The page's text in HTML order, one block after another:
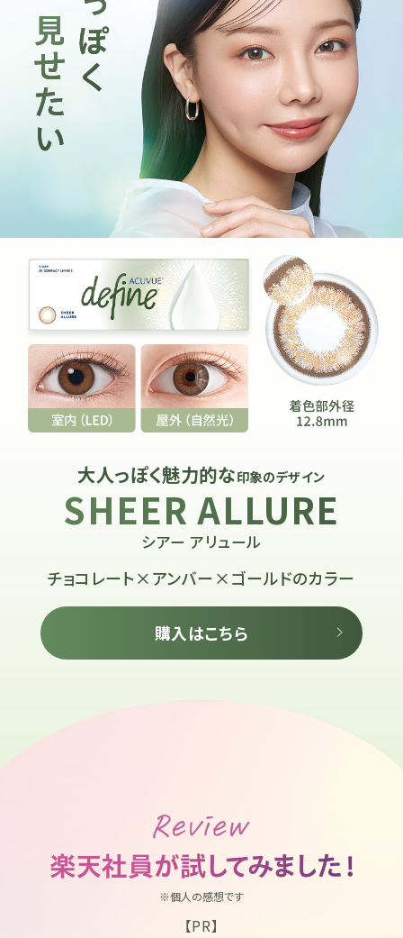
大人っぽく魅力的な印象のデザイン
SHEER ALLURE
シアー アリュール
チョコレート×アンバー×ゴールドのカラー
購入はこちら
※個人の感想です
【PR】